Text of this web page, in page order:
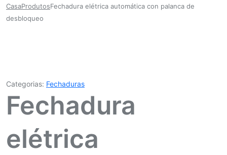
CasaProdutosFechadura elétrica automática con palanca de
desbloqueo
Categorias: Fechaduras
Fechadura
elétrica